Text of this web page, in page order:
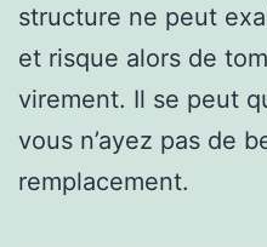
structure ne peut
et risque alors de
virement. Il se peut
vous n’ayez pas de
remplacement.